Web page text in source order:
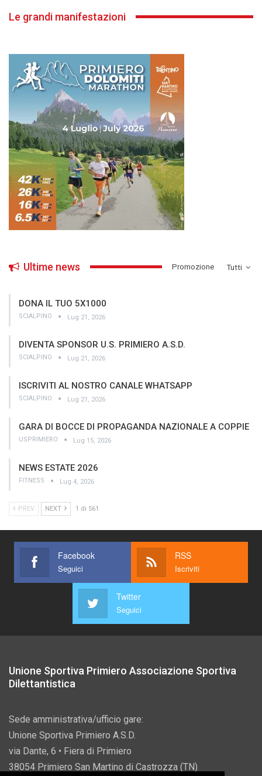
Le grandi manifestazioni
Tutti
Ultime news ­Promozione
DONA IL TUO 5X1000
SCIALPINO Lug 21, 2026
DIVENTA SPONSOR U.S. PRIMIERO A.S.D.
SCIALPINO Lug 21, 2026
ISCRIVITI AL NOSTRO CANALE WHATSAPP
SCIALPINO Lug 21, 2026
GARA DI BOCCE DI PROPAGANDA NAZIONALE A COPPIE
USPRIMIERO Lug 15, 2026
NEWS ESTATE 2026
FITNESS Lug 4, 2026
PREV NEXT 1 di 561
Facebook
Seguici
RSS
Iscriviti
Twitter
Seguici
Unione Sportiva Primiero Associazione Sportiva
Dilettantistica
Sede amministrativa/ufficio gare:
Unione Sportiva Primiero A.S.D.
via Dante, 6 • Fiera di Primiero
38054 Primiero San Martino di Castrozza (TN)